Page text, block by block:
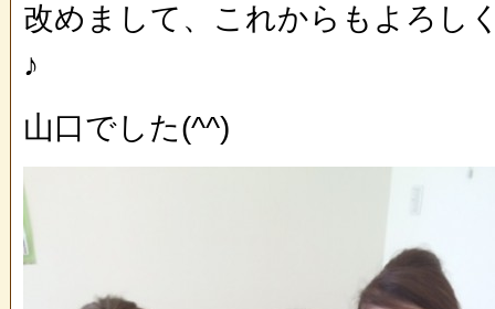
改めまして、これからもよろし
♪
山口でした(^^)